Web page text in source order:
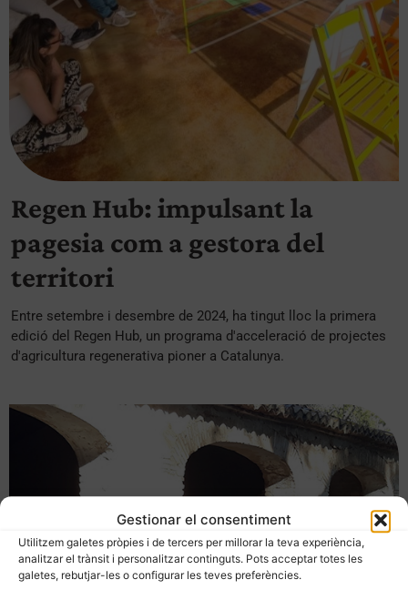
Gestionar el consentiment
Utilitzem galetes pròpies i de tercers per millorar la teva experiència,
analitzar el trànsit i personalitzar continguts. Pots acceptar totes les
galetes, rebutjar-les o configurar les teves preferències.
Regen Hub: impulsant la
pagesia com a gestora del
territori
Entre setembre i desembre de 2024, ha tingut lloc la primera
edició del Regen Hub, un programa d'acceleració de projectes
d'agricultura regenerativa pioner a Catalunya.